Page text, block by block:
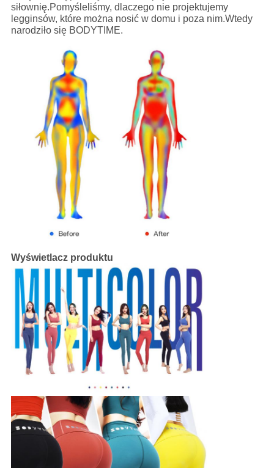
siłownię.Pomyśleliśmy, dlaczego nie projektujemy
legginsów, które można nosić w domu i poza nim.Wtedy
narodziło się BODYTIME.
Wyświetlacz produktu